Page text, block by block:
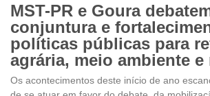
MST-PR e Goura
conjuntura e
políticas públicas para
agrária, meio ambiente e
Os acontecimentos deste início de ano